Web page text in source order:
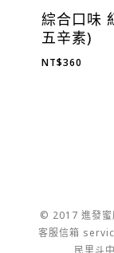
綜合口味
五辛素)
NT$360
© 2017 進發蜜
客服信箱
民里斗